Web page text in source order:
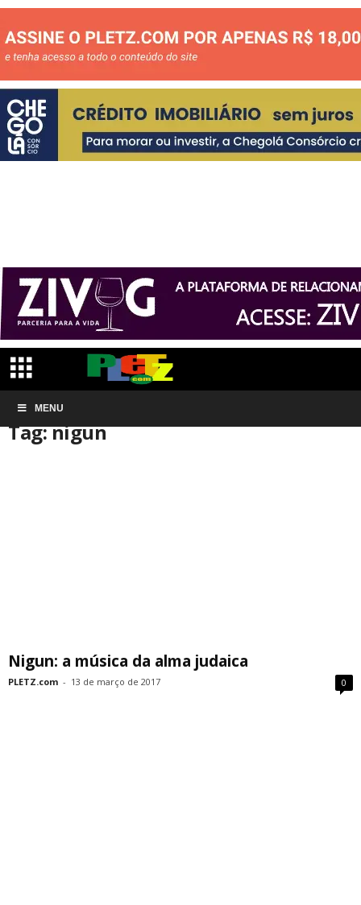
MENU
Início Tags
Tag: nigun
Nigun: a música da alma judaica
PLETZ.com - 13 de março de 2017 0